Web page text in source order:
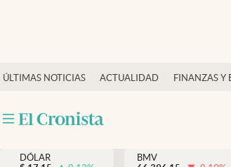
ÚLTIMAS NOTICIAS ACTUALIDAD FINANZAS Y
Actualidad
Internacionales
DÓLAR
BMV